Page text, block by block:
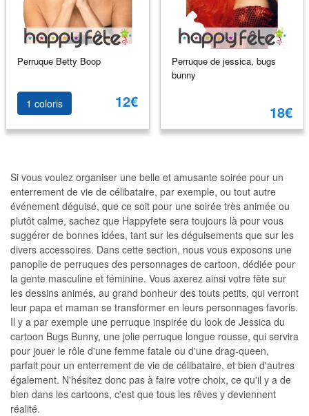
Perruque Betty Boop
1 coloris 12€
Perruque de jessica, bugs
bunny
18€
Si vous voulez organiser une belle et amusante soirée pour un
enterrement de vie de célibataire, par exemple, ou tout autre
événement déguisé, que ce soit pour une soirée très animée ou
plutôt calme, sachez que Happyfete sera toujours là pour vous
suggérer de bonnes idées, tant sur les déguisements que sur les
divers accessoires. Dans cette section, nous vous exposons une
panoplie de perruques des personnages de cartoon, dédiée pour
la gente masculine et féminine. Vous axerez ainsi votre fête sur
les dessins animés, au grand bonheur des touts petits, qui verront
leur papa et maman se transformer en leurs personnages favoris.
Il y a par exemple une perruque inspirée du look de Jessica du
cartoon Bugs Bunny, une jolie perruque longue rousse, qui servira
pour jouer le rôle d'une femme fatale ou d'une drag-queen,
parfait pour un enterrement de vie de célibataire, et bien d'autres
également. N'hésitez donc pas à faire votre choix, ce qu'il y a de
bien dans les cartoons, c'est que tous les rêves y deviennent
réalité.